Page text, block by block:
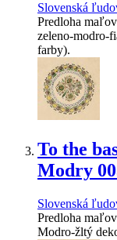
Slovenská
Predloha
zeleno-modro-
farby).
To the
Modry
Slovenská
Predloha
Modro-žltý